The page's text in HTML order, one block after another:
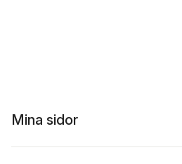
Mina sidor